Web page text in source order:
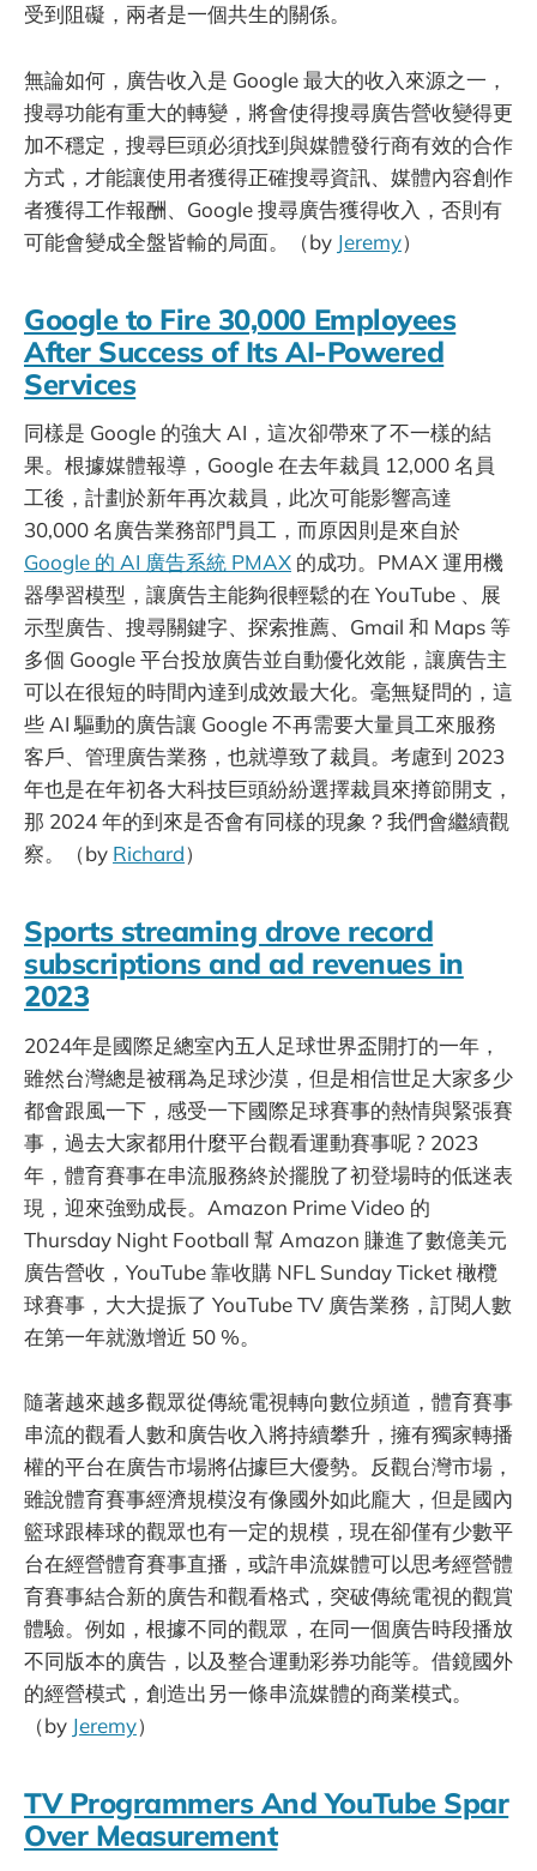
受到阻礙，兩者是一個共生的關係。
無論如何，廣告收入是 Google 最大的收入來源之一，
搜尋功能有重大的轉變，將會使得搜尋廣告營收變得更
加不穩定，搜尋巨頭必須找到與媒體發行商有效的合作
方式，才能讓使用者獲得正確搜尋資訊、媒體內容創作
者獲得工作報酬、Google 搜尋廣告獲得收入，否則有
可能會變成全盤皆輸的局面。（by Jeremy）
Google to Fire 30,000 Employees
After Success of Its AI-Powered
Services
同樣是 Google 的強大 AI，這次卻帶來了不一樣的結
果。根據媒體報導，Google 在去年裁員 12,000 名員
工後，計劃於新年再次裁員，此次可能影響高達
30,000 名廣告業務部門員工，而原因則是來自於
Google 的 AI 廣告系統 PMAX 的成功。PMAX 運用機
器學習模型，讓廣告主能夠很輕鬆的在 YouTube 、展
示型廣告、搜尋關鍵字、探索推薦、Gmail 和 Maps 等
多個 Google 平台投放廣告並自動優化效能，讓廣告主
可以在很短的時間內達到成效最大化。毫無疑問的，這
些 AI 驅動的廣告讓 Google 不再需要大量員工來服務
客戶、管理廣告業務，也就導致了裁員。考慮到 2023
年也是在年初各大科技巨頭紛紛選擇裁員來撙節開支，
那 2024 年的到來是否會有同樣的現象？我們會繼續觀
察。（by Richard）
Sports streaming drove record
subscriptions and ad revenues in
2023
2024年是國際足總室內五人足球世界盃開打的一年，
雖然台灣總是被稱為足球沙漠，但是相信世足大家多少
都會跟風一下，感受一下國際足球賽事的熱情與緊張賽
事，過去大家都用什麼平台觀看運動賽事呢 ? 2023
年，體育賽事在串流服務終於擺脫了初登場時的低迷表
現，迎來強勁成長。Amazon Prime Video 的
Thursday Night Football 幫 Amazon 賺進了數億美元
廣告營收，YouTube 靠收購 NFL Sunday Ticket 橄欖
球賽事，大大提振了 YouTube TV 廣告業務，訂閱人數
在第一年就激增近 50 %。
隨著越來越多觀眾從傳統電視轉向數位頻道，體育賽事
串流的觀看人數和廣告收入將持續攀升，擁有獨家轉播
權的平台在廣告市場將佔據巨大優勢。反觀台灣市場，
雖說體育賽事經濟規模沒有像國外如此龐大，但是國內
籃球跟棒球的觀眾也有一定的規模，現在卻僅有少數平
台在經營體育賽事直播，或許串流媒體可以思考經營體
育賽事結合新的廣告和觀看格式，突破傳統電視的觀賞
體驗。例如，根據不同的觀眾，在同一個廣告時段播放
不同版本的廣告，以及整合運動彩券功能等。借鏡國外
的經營模式，創造出另一條串流媒體的商業模式。
（by Jeremy）
TV Programmers And YouTube Spar
Over Measurement